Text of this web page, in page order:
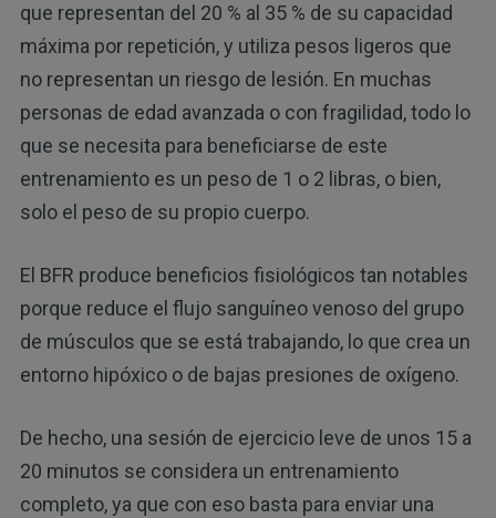
que representan del 20 % al 35 % de su capacidad
máxima por repetición, y utiliza pesos ligeros que
no representan un riesgo de lesión. En muchas
personas de edad avanzada o con fragilidad, todo lo
que se necesita para beneficiarse de este
entrenamiento es un peso de 1 o 2 libras, o bien,
solo el peso de su propio cuerpo.
El BFR produce beneficios fisiológicos tan notables
porque reduce el flujo sanguíneo venoso del grupo
de músculos que se está trabajando, lo que crea un
entorno hipóxico o de bajas presiones de oxígeno.
De hecho, una sesión de ejercicio leve de unos 15 a
20 minutos se considera un entrenamiento
completo, ya que con eso basta para enviar una